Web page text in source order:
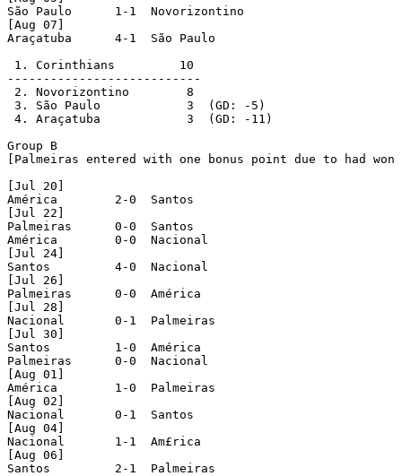
São Paulo      1-1  Novorizontino
[Aug 07]
Araçatuba      4-1  São Paulo
1. Corinthians         10
---------------------------
2. Novorizontino        8
3. São Paulo            3  (GD: -5)
4. Araçatuba            3  (GD: -11)
Group B
[Palmeiras entered with one bonus point due to had won
[Jul 20]
América        2-0  Santos
[Jul 22]
Palmeiras      0-0  Santos
América        0-0  Nacional
[Jul 24]
Santos         4-0  Nacional
[Jul 26]
Palmeiras      0-0  América
[Jul 28]
Nacional       0-1  Palmeiras
[Jul 30]
Santos         1-0  América
Palmeiras      0-0  Nacional
[Aug 01]
América        1-0  Palmeiras
[Aug 02]
Nacional       0-1  Santos
[Aug 04]
Nacional       1-1  Am£rica
[Aug 06]
Santos         2-1  Palmeiras